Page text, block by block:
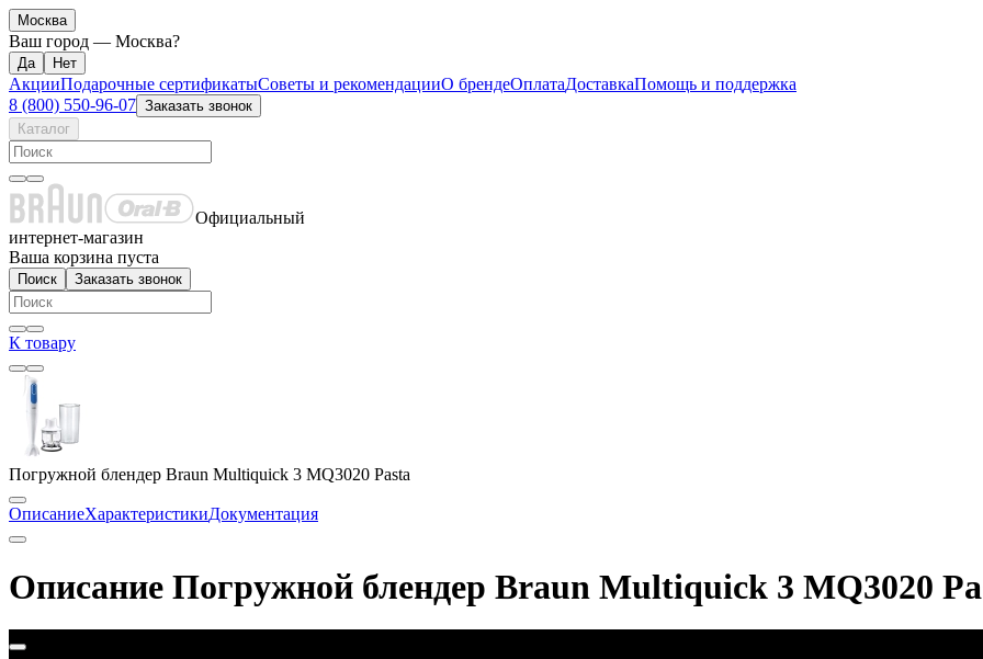
Москва
Ваш город — Москва?
АкцииПодарочные сертификатыСоветы и рекомендацииО брендеОплатаДоставкаПомощь и поддержка
8 (800) 550-96-07 Заказать звонок
Каталог
Официальный
интернет-магазин
Ваша корзина пуста
Поиск Заказать звонок
К товару
Погружной блендер Braun Multiquick 3 MQ3020 Pasta
ОписаниеХарактеристикиДокументация
Описание Погружной блендер Braun Multiquick 3 MQ3020